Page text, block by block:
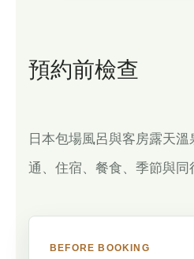
預約前檢查
日本包場風呂與客房露天
通、住宿、餐食、季節與同
BEFORE BOOKING